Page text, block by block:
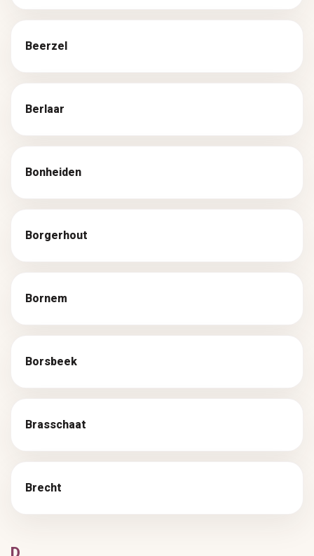
Beerzel
Berlaar
Bonheiden
Borgerhout
Bornem
Borsbeek
Brasschaat
Brecht